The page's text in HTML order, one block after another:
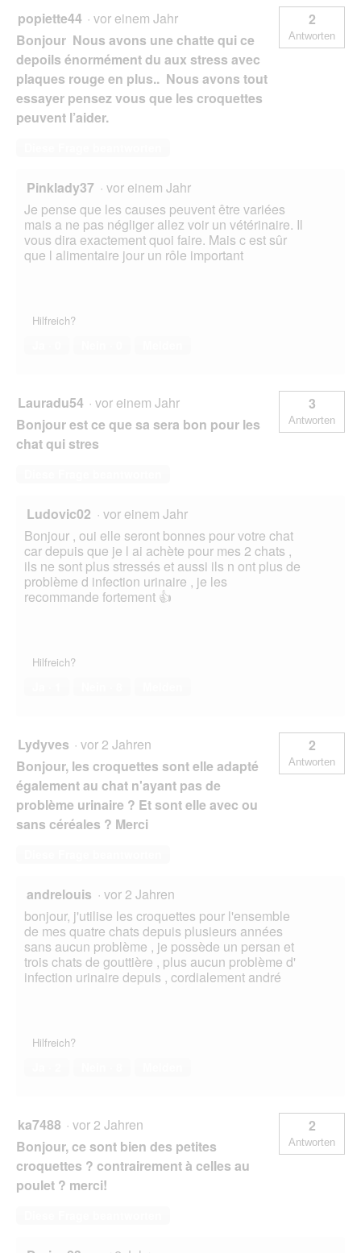
popiette44 · vor einem Jahr
Bonjour Nous avons une chatte qui ce
depoils énormément du aux stress avec
plaques rouge en plus.. Nous avons tout
essayer pensez vous que les croquettes
peuvent l’aider.
2
Antworten
Pinklady37 · vor einem Jahr
Je pense que les causes peuvent être variées
mais a ne pas négliger allez voir un vétérinaire. Il
vous dira exactement quoi faire. Mais c est sûr
que l alimentaire jour un rôle important
Hilfreich?
Lauradu54 · vor einem Jahr
Bonjour est ce que sa sera bon pour les
chat qui stres
3
Antworten
Ludovic02 · vor einem Jahr
Bonjour , oui elle seront bonnes pour votre chat
car depuis que je l ai achète pour mes 2 chats ,
ils ne sont plus stressés et aussi ils n ont plus de
problème d infection urinaire , je les
recommande fortement 👍
Hilfreich?
Lydyves · vor 2 Jahren
Bonjour, les croquettes sont elle adapté
également au chat n'ayant pas de
problème urinaire ? Et sont elle avec ou
sans céréales ? Merci
2
Antworten
andrelouis · vor 2 Jahren
bonjour, j'utilise les croquettes pour l'ensemble
de mes quatre chats depuis plusieurs années
sans aucun problème , je possède un persan et
trois chats de gouttière , plus aucun problème d'
infection urinaire depuis , cordialement andré
Hilfreich?
ka7488 · vor 2 Jahren
Bonjour, ce sont bien des petites
croquettes ? contrairement à celles au
poulet ? merci!
2
Antworten